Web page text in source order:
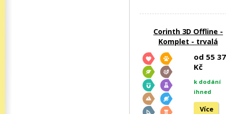
Corinth 3D Offline -
Komplet - trvalá
od 55
Kč
k dodání
ihned
Více